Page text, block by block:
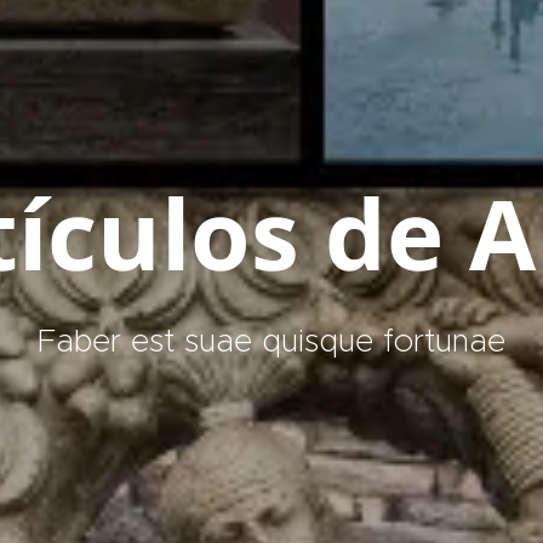
de
Faber est suae quisque fortunae